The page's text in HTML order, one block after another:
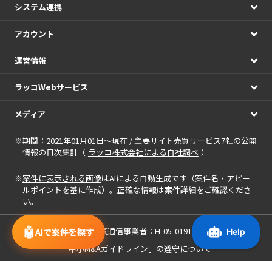
🤖AIで案件を探す
システム連携
アカウント
運営情報
ラッコWebサービス
メディア
※期間：2021年01月01日～現在 / 主要サイト売買サービス7社の公開
情報の日次集計（ ラッコ株式会社による自社調べ ）
※案件に表示される画像はAIによる自動生成です（案件名・アピー
ルポイントを基に作成）。正確な情報は案件詳細をご確認くださ
い。
届出電気通信事業者：H-05-01917
「中小M&Aガイドライン」の遵守について